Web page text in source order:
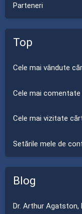
Parteneri
Top
Cele mai vândute
Cele mai
Cele mai vizitate
Setările mele de
Blog
Dr. Arthur Agatston,